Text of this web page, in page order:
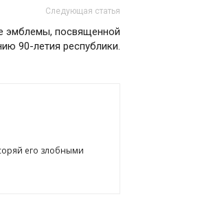
Следующая статья
эмблемы, посвященной
90-летия республики.
его злобными